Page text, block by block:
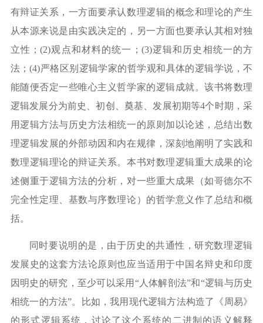
有辩证关系，一方面要承认数理逻辑的概念和理论的产生
从本源来说是由实践决定的，另一方面也要承认其相对独
立性；(2)观点和材料的统一； (3)逻辑和历史相统一的方
法；(4)严格区别逻辑学家的哲学观和具体的逻辑学说，不
能随便否定一些唯心主义哲学家的逻辑成就。该书将数理
逻辑发展分为前史、初创、奠基、发展初期等4个时期，采
用逻辑方法与历史方法相统一的原则加以论述，总结出数
理逻辑发展的外部动因和内在规律，深刻地阐明了实践和
数理逻辑理论的辩证关系。本书对数理逻辑重大成果的论
述侧重于逻辑方法的分析，对一些重大成果（如哥德尔不
完全性定理、基数与序数理论）的哲学意义作了总结和概
括。
同时要说明的是，由于历史的共通性，研究数理逻辑
发展史的这套方法论原则也应当适用于中国名辩史和印度
因明史的研究，至少可以采用 “人体解剖法”和“逻辑与历史
相统一的方法”。比如，我用现代逻辑方法构造了《周易》
的形式逻辑系统，讨论了这个系统的二进制的语义解释